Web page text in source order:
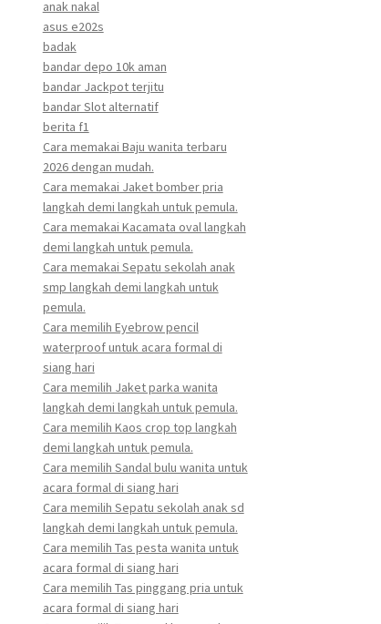
anak nakal
asus e202s
badak
bandar depo 10k aman
bandar Jackpot terjitu
bandar Slot alternatif
berita f1
Cara memakai Baju wanita terbaru
2026 dengan mudah.
Cara memakai Jaket bomber pria
langkah demi langkah untuk pemula.
Cara memakai Kacamata oval langkah
demi langkah untuk pemula.
Cara memakai Sepatu sekolah anak
smp langkah demi langkah untuk
pemula.
Cara memilih Eyebrow pencil
waterproof untuk acara formal di
siang hari
Cara memilih Jaket parka wanita
langkah demi langkah untuk pemula.
Cara memilih Kaos crop top langkah
demi langkah untuk pemula.
Cara memilih Sandal bulu wanita untuk
acara formal di siang hari
Cara memilih Sepatu sekolah anak sd
langkah demi langkah untuk pemula.
Cara memilih Tas pesta wanita untuk
acara formal di siang hari
Cara memilih Tas pinggang pria untuk
acara formal di siang hari